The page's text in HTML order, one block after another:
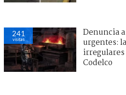
241
visitas
Denuncia
urgentes:
Codelco